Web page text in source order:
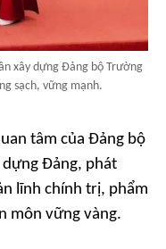
xây dựng Đảng bộ Trường
sạch, vững mạnh.
tâm của Đảng bộ
Đảng, phát
lĩnh chính trị, phẩm
môn vững vàng.